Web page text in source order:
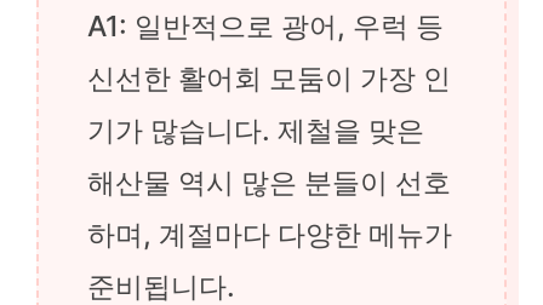
A1: 일반적으로 광어, 우럭 등
신선한 활어회 모둠이 가장 인
기가 많습니다. 제철을 맞은
해산물 역시 많은 분들이 선호
하며, 계절마다 다양한 메뉴가
준비됩니다.